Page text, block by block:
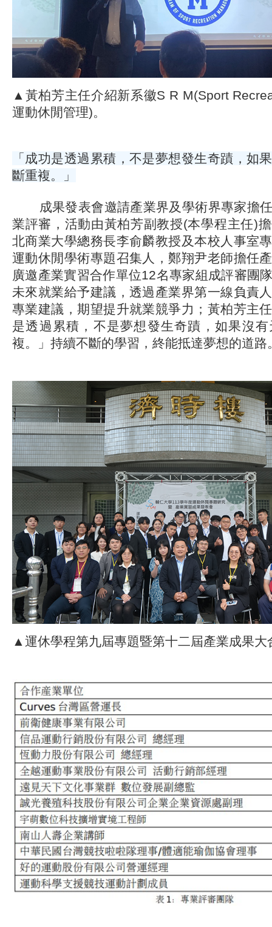
▲黃柏芳主任介紹新系徽S R M(Sport
運動休閒管理)。
「成功是透過累積，不是夢想發生奇蹟，如
斷重複。」
成果發表會邀請產業界及學術界專家擔任
業評審，活動由黃柏芳副教授(本學程主任)
北商業大學總務長李俞麟教授及本校人事室
運動休閒學術專題召集人，鄭翔尹老師擔任
廣邀產業實習合作單位12名專家組成評審團
未來就業給予建議，透過產業界第一線負責
專業建議，期望提升就業競爭力；黃柏芳主
是透過累積，不是夢想發生奇蹟，如果沒
複。」持續不斷的學習，終能抵達夢想的道路
▲運休學程第九屆專題暨第十二屆產業成果大